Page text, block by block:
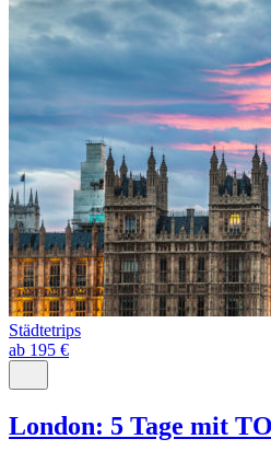
Städtetrips
ab 195 €
London: 5 Tage mit